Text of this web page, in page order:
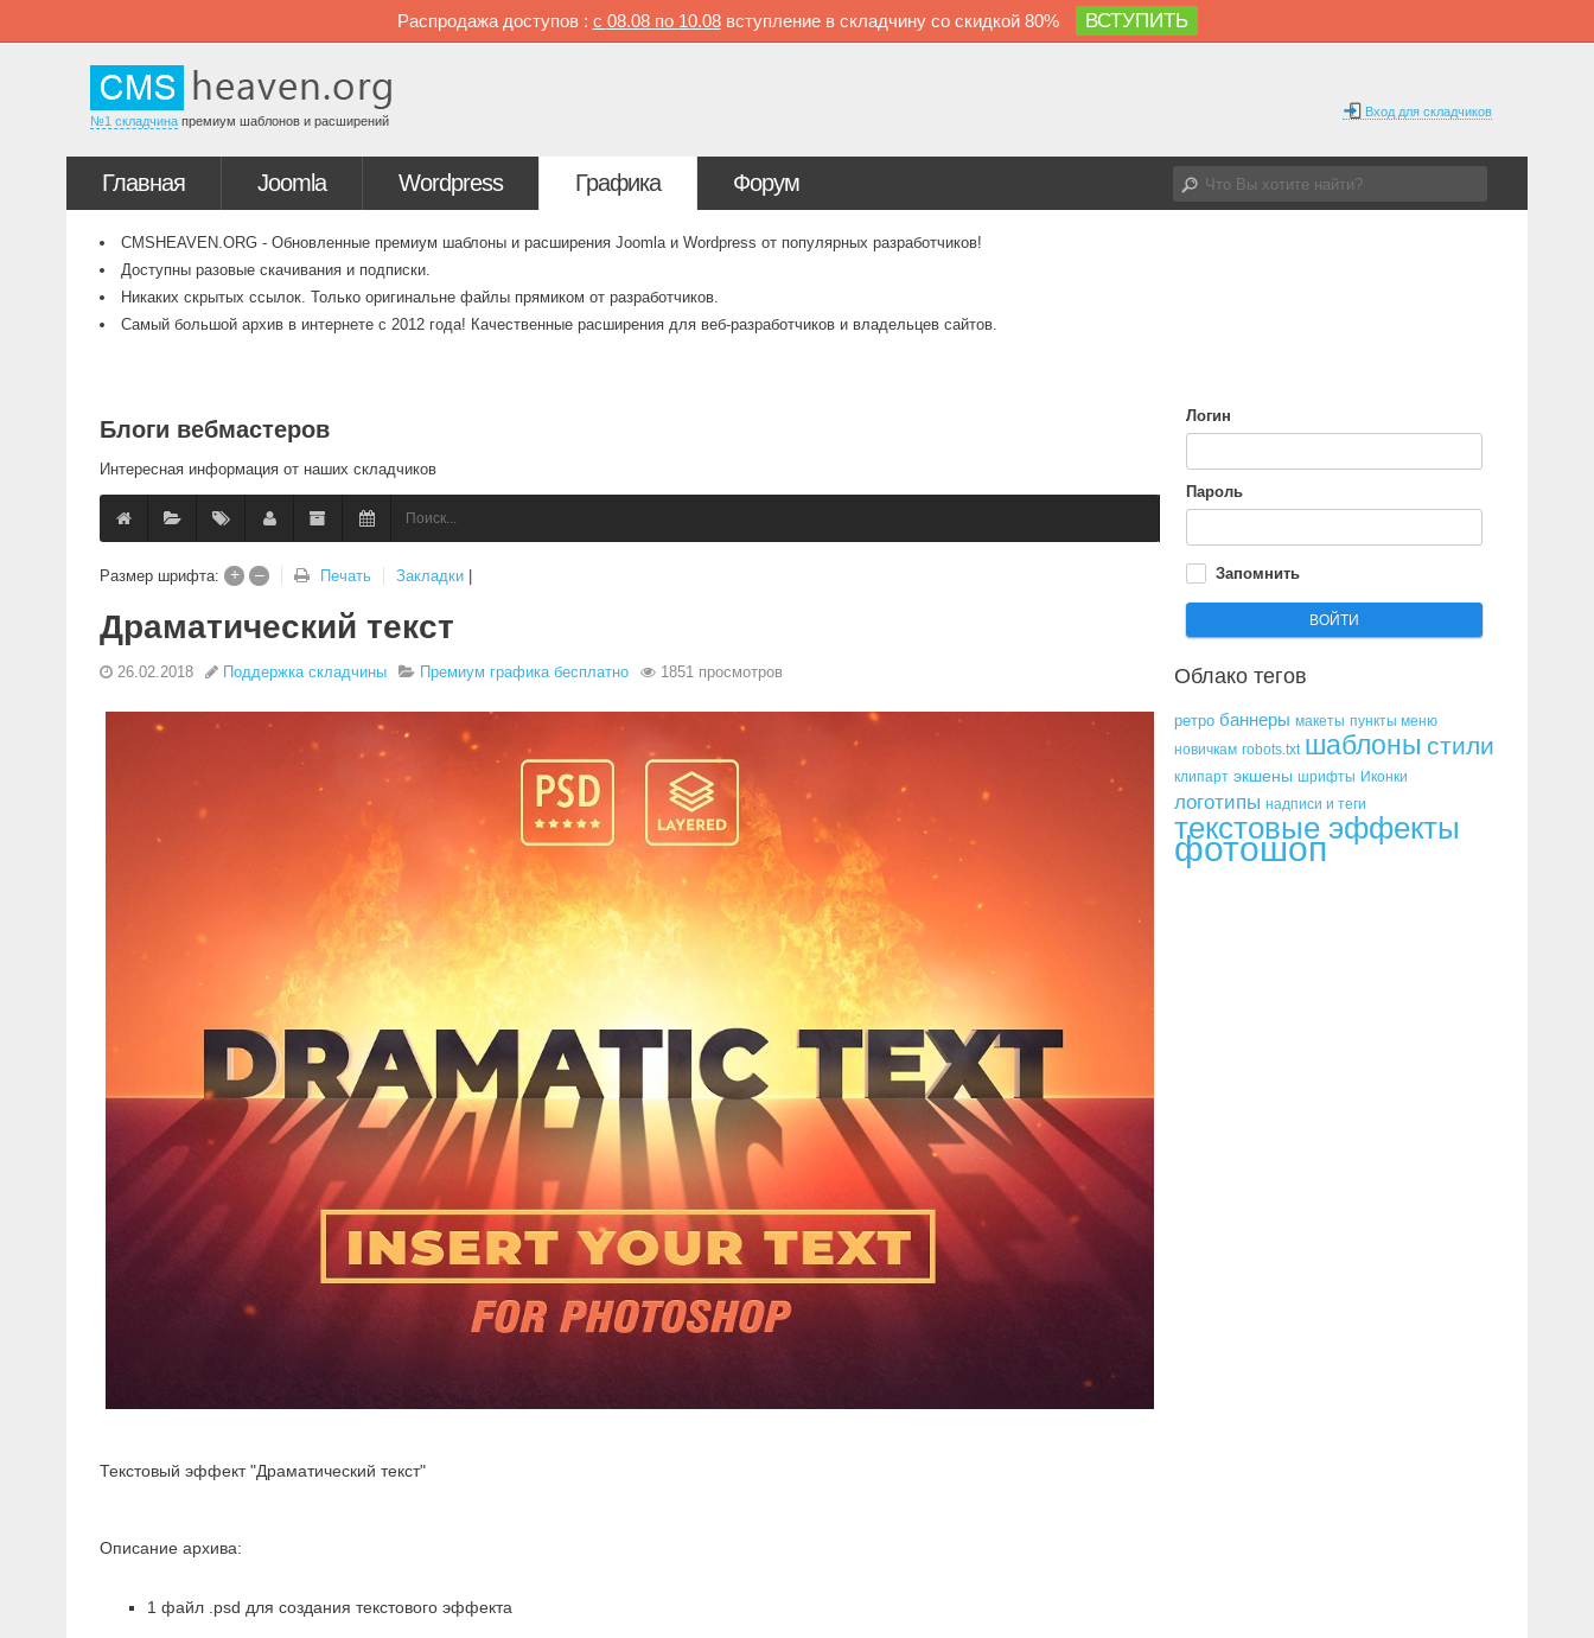
Распродажа доступов : с 08.08 по 10.08вступление в складчину со скидкой 80% ВСТУПИТЬ
№1 складчина премиум шаблонов и расширений
Вход для складчиков
Главная Joomla Wordpress Графика Форум
CMSHEAVEN.ORG - Обновленные премиум шаблоны и расширения Joomla и Wordpress от популярных разработчиков!
Доступны разовые скачивания и подписки.
Никаких скрытых ссылок. Только оригинальне файлы прямиком от разработчиков.
Самый большой архив в интернете с 2012 года! Качественные расширения для веб-разработчиков и владельцев сайтов.
Блоги вебмастеров
Интересная информация от наших складчиков
Размер шрифта: + – Печать Закладки |
Драматический текст
26.02.2018 Поддержка складчины Премиум графика бесплатно 1851 просмотров
Текстовый эффект "Драматический текст"
Описание архива:
​1 файл .psd для создания текстового эффекта
Логин
Пароль
Запомнить
ВОЙТИ
Облакотегов
ретро баннеры макеты пункты меню
новичкам robots.txt шаблоны стили
клипарт экшены шрифты Иконки
логотипы надписи и теги
текстовые эффекты
фотошоп